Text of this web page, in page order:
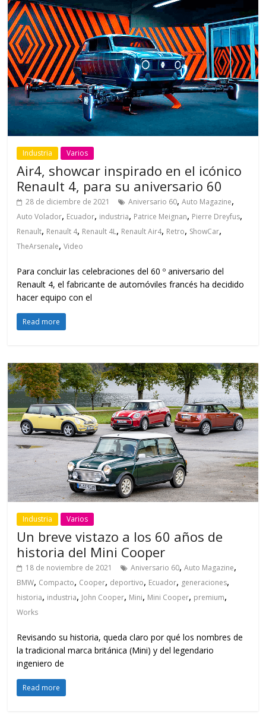
Industria Varios
Air4, showcar inspirado en el icónico
Renault 4, para su aniversario 60
28 de diciembre de 2021 Aniversario 60,Auto Magazine,
Auto Volador, Ecuador, industria, Patrice Meignan, Pierre Dreyfus,
Renault, Renault 4, Renault 4L, Renault Air4, Retro, ShowCar,
TheArsenale,Video
Para concluir las celebraciones del 60 º aniversario del
Renault 4, el fabricante de automóviles francés ha decidido
hacer equipo con el
Read more
Industria Varios
Un breve vistazo a los 60 años de
historia del Mini Cooper
18 de noviembre de 2021 Aniversario 60,Auto Magazine,
BMW, Compacto, Cooper, deportivo, Ecuador, generaciones,
historia, industria, John Cooper, Mini, Mini Cooper, premium,
Works
Revisando su historia, queda claro por qué los nombres de
la tradicional marca británica (Mini) y del legendario
ingeniero de
Read more